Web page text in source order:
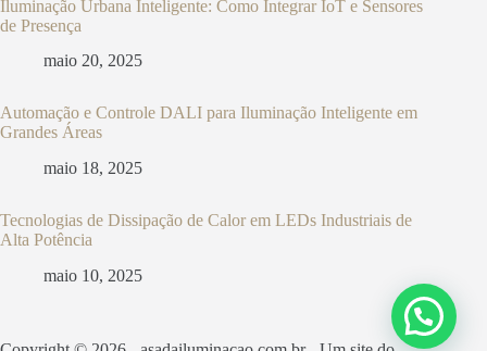
Iluminação Urbana Inteligente: Como Integrar IoT e Sensores
de Presença
maio 20, 2025
Automação e Controle DALI para Iluminação Inteligente em
Grandes Áreas
maio 18, 2025
Tecnologias de Dissipação de Calor em LEDs Industriais de
Alta Potência
maio 10, 2025